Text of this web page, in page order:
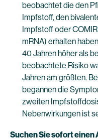
beobachtet die den
Impfstoff, den
Impfstoff oder
mRNA) erhalten
40 Jahren höher als
beobachtete Risiko
Jahren am größten.
begannen die
zweiten
Nebenwirkungen ist
Suchen Sie sofort einen